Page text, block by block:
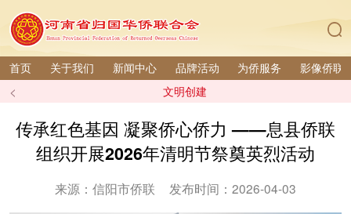
首页 关于我们 新闻中心 品牌活动 为侨服务 影像侨联
< 文明创建
传承红色基因 凝聚侨心侨力 ——息县侨联
组织开展2026年清明节祭奠英烈活动
来源：信阳市侨联 发布时间：2026-04-03